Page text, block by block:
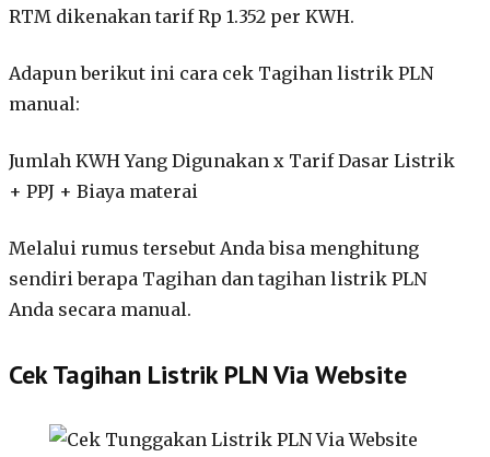
RTM dikenakan tarif Rp 1.352 per KWH.
Adapun berikut ini cara cek Tagihan listrik PLN
manual:
Jumlah KWH Yang Digunakan x Tarif Dasar Listrik
+ PPJ + Biaya materai
Melalui rumus tersebut Anda bisa menghitung
sendiri berapa Tagihan dan tagihan listrik PLN
Anda secara manual.
Cek Tagihan Listrik PLN Via Website